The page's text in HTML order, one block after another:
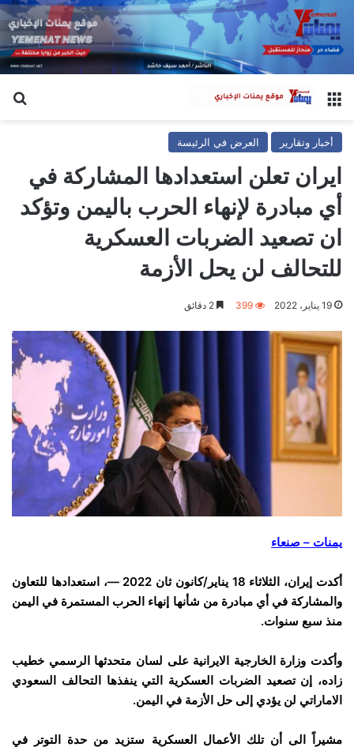
القائمة
أخبار وتقارير العرض في الرئيسة
ايران تعلن استعدادها المشاركة في
أي مبادرة لإنهاء الحرب باليمن وتؤكد
ان تصعيد الضربات العسكرية
للتحالف لن يحل الأزمة
19 يناير، 2022 399
يمنات – صنعاء
أكدت إيران، الثلاثاء 18 يناير/كانون ثان 2022 —، استعدادها للتعاون
والمشاركة في أي مبادرة من شأنها إنهاء الحرب المستمرة في اليمن
منذ سبع سنوات.
وأكدت وزارة الخارجية الايرانية على لسان متحدثها الرسمي خطيب
زاده، إن تصعيد الضربات العسكرية التي ينفذها التحالف السعودي
الاماراتي لن يؤدي إلى حل الأزمة في اليمن.
مشيراً الى أن تلك الأعمال العسكرية ستزيد من حدة التوتر في